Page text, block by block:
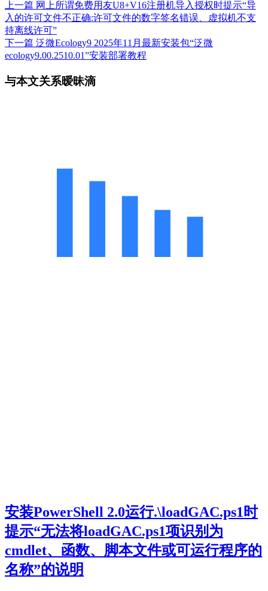
上一篇 网上所谓免费用友U8+V16注册机导入授权时提示“导
入的许可文件不正确:许可文件的数字签名错误、虚拟机不支
持离线许可”
下一篇 泛微Ecology9 2025年11月最新安装包“泛微
ecology9.00.2510.01”安装部署教程
与本文关系暧昧滴
安装PowerShell 2.0运行.\loadGAC.ps1时
提示“无法将loadGAC.ps1项识别为
cmdlet、函数、脚本文件或可运行程序的
名称”的说明